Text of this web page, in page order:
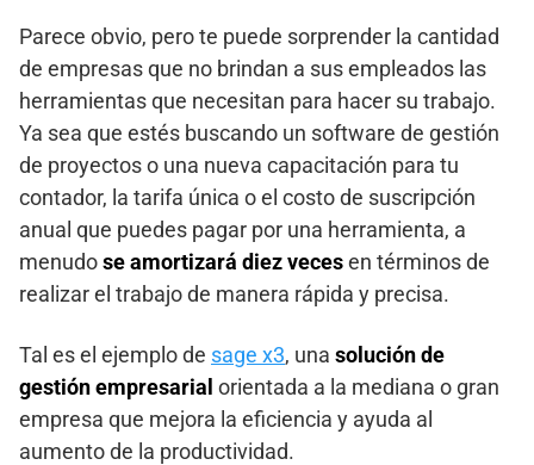
Parece obvio, pero te puede sorprender la cantidad
de empresas que no brindan a sus empleados las
herramientas que necesitan para hacer su trabajo.
Ya sea que estés buscando un software de gestión
de proyectos o una nueva capacitación para tu
contador, la tarifa única o el costo de suscripción
anual que puedes pagar por una herramienta, a
menudose amortizará diez vecesen términos de
realizar el trabajo de manera rápida y precisa.
Tal es el ejemplo de sage x3, una solución de
gestión empresarial orientada a la mediana o gran
empresa que mejora la eficiencia y ayuda al
aumento de la productividad.